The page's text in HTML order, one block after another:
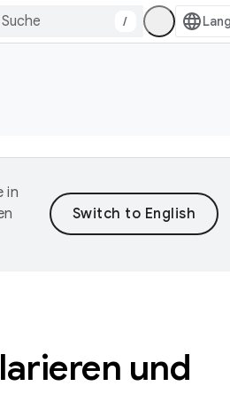
/
in
und